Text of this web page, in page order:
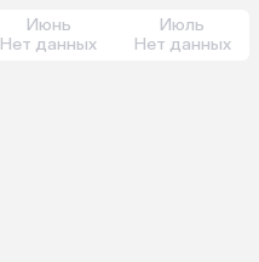
Июнь
Нет данных
Июль
Нет данных